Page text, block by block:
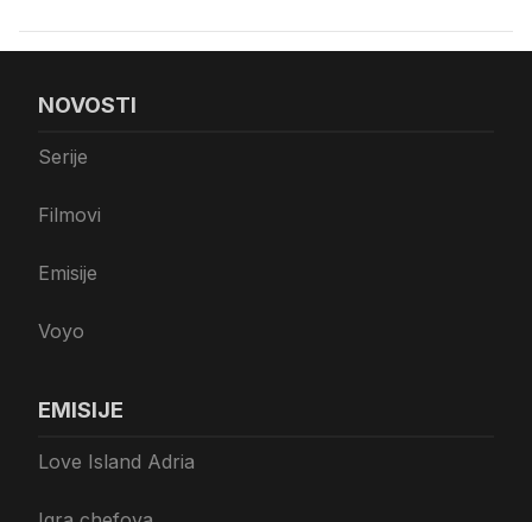
NOVOSTI
Serije
Filmovi
Emisije
Voyo
EMISIJE
Love Island Adria